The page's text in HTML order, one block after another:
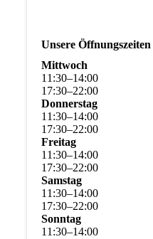
Unsere Öffnungszeiten
Mittwoch
11 :30–14:00
17:30–22:00
Donnerstag
11 :30–14:00
17:30–22:00
Freitag
11 :30–14:00
17:30–22:00
Samstag
11 :30–14:00
17:30–22:00
Sonntag
11 :30–14:00